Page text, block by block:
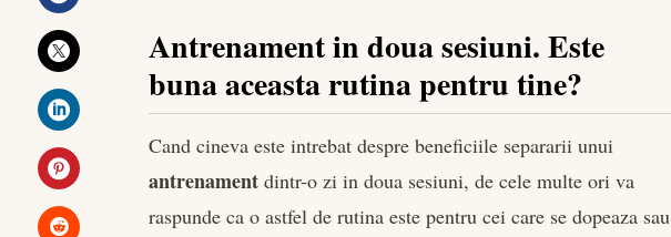
Facebook
Twitter
LinkedIn
Pinterest
Antrenament in doua sesiuni. Este
buna aceasta rutina pentru tine?
Cand cineva este intrebat despre beneficiile separarii unui
antrenamentdintr-o zi in doua sesiuni, de cele multe ori va
raspunde ca o astfel de rutina este pentru cei care se dopeaza sau